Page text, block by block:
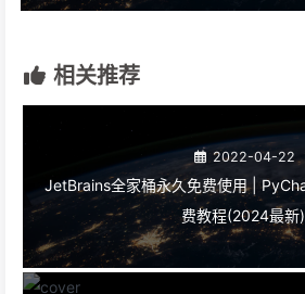
文章链接:
https://www.python4office.cn/
本博客所有文章除特别声明
NC-SA 4.0许可协议。转载请注明来
Python自动化办公与AI编程！
PyCharm